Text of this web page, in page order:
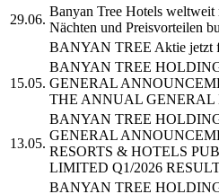
29.06.
Banyan Tree Hotels weltweit
Nächten und Preisvorteilen
BANYAN TREE Aktie jetzt
15.05.
BANYAN TREE
GENERAL
THE ANNUAL GENERAL
13.05.
BANYAN TREE
GENERAL
RESORTS & HOTELS
LIMITED Q1/2026
BANYAN TREE